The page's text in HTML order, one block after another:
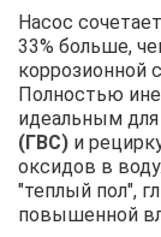
Насос
33% больше,
коррозионной
Полностью
идеальным
(ГВС) и
оксидов в
"теплый пол",
повышенной